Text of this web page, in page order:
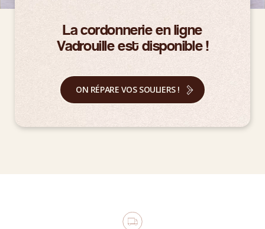
La cordonnerie en ligne
Vadrouille est disponible !
ON RÉPARE VOS SOULIERS !